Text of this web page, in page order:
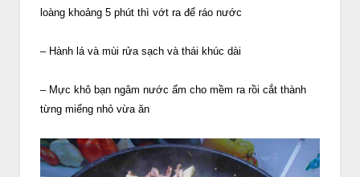
loàng khoảng 5 phút thì vớt ra để ráo nước
– Hành lá và mùi rửa sạch và thái khúc dài
– Mực khô bạn ngâm nước ấm cho mềm ra rồi cắt thành
từng miếng nhỏ vừa ăn